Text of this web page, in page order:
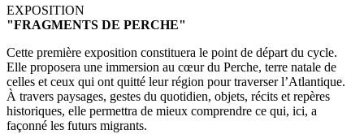
EXPOSITION
"FRAGMENTS DE PERCHE"
Cette première exposition constituera le point de départ du cycle.
Elle proposera une immersion au cœur du Perche, terre natale de
celles et ceux qui ont quitté leur région pour traverser l’Atlantique.
À travers paysages, gestes du quotidien, objets, récits et repères
historiques, elle permettra de mieux comprendre ce qui, ici, a
façonné les futurs migrants.